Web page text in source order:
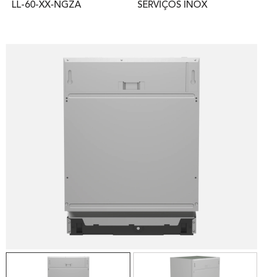
LL-60-XX-NGZA
SERVIÇOS INOX